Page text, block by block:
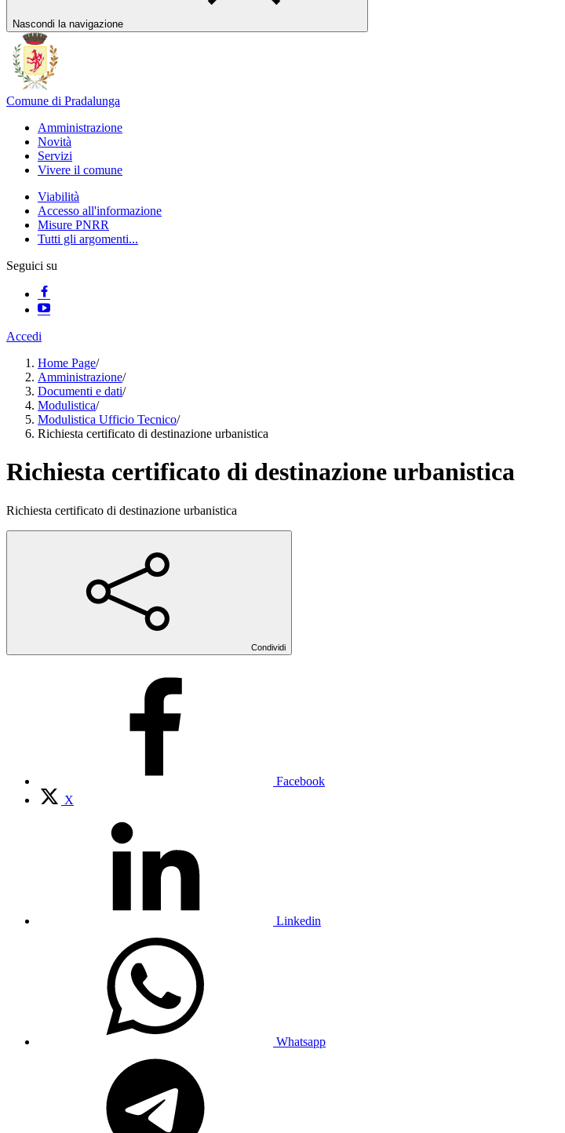
Nascondi la navigazione
Comune di Pradalunga
Amministrazione
Novità
Servizi
Vivere il comune
Viabilità
Accesso all'informazione
Misure PNRR
Tutti gli argomenti...
Seguici su
Accedi
Home Page/
Amministrazione/
Documenti e dati/
Modulistica/
Modulistica Ufficio Tecnico/
Richiesta certificato di destinazione urbanistica
Richiesta certificato di destinazione urbanistica
Richiesta certificato di destinazione urbanistica
Condividi
Facebook
X
Linkedin
Whatsapp